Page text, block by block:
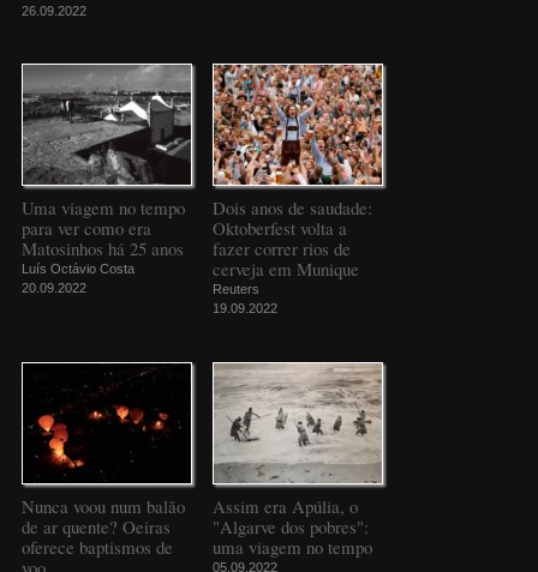
26.09.2022
Uma viagem no tempo
para ver como era
Matosinhos há 25 anos
Luís Octávio Costa
20.09.2022
Dois anos de saudade:
Oktoberfest volta a
fazer correr rios de
cerveja em Munique
Reuters
19.09.2022
Nunca voou num balão
de ar quente? Oeiras
oferece baptismos de
voo
Assim era Apúlia, o
"Algarve dos pobres":
uma viagem no tempo
05.09.2022